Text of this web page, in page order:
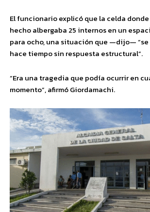
El funcionario explicó que la celda
hecho albergaba 25 internos en un
para ocho, una situación que —dijo—
hace tiempo sin respuesta estructural”.
“Era una tragedia que podía ocurrir en
momento”, afirmó Giordamachi.